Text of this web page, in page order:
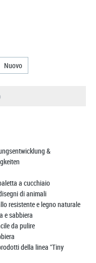
Nuovo
&
a cucchiaio
di animali
resistente e legno naturale
e sabbiera
da pulire
della linea "Tiny